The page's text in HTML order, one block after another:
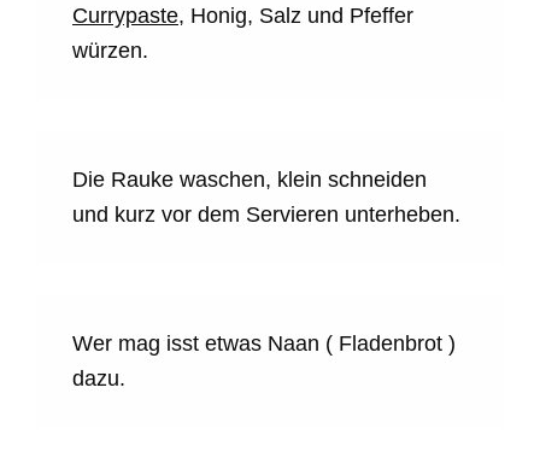
Currypaste, Honig, Salz und Pfeffer
würzen.
Die Rauke waschen, klein schneiden
und kurz vor dem Servieren unterheben.
Wer mag isst etwas Naan ( Fladenbrot )
dazu.